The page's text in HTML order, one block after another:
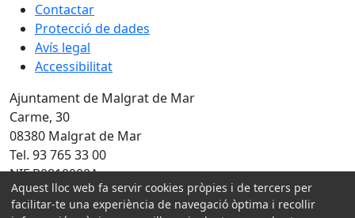
Contactar
Protecció de dades
Avís legal
Accessibilitat
Ajuntament de Malgrat de Mar
Carme, 30
08380 Malgrat de Mar
Tel. 93 765 33 00
NIF P0810900A
Amb la col·laboració de:
Aquest lloc web fa servir cookies pròpies i de tercers per
facilitar-te una experiència de navegació òptima i recollir